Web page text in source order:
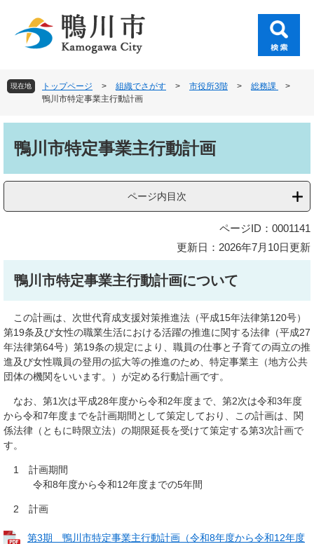
頭
で
。
飛
ば
て
現在地 トップページ > 組織でさがす > 市役所3階 > 総務課
>
鴨川市特定事業主行動計画
鴨川市特定事業主行動計画
ページ内目次
ページID：0001141
更新日：2026年7月10日更新
鴨川市特定事業主行動計画について
この計画は、次世代育成支援対策推進法（平成15年法律第120号）
第19条及び女性の職業生活における活躍の推進に関する法律（平成27
年法律第64号）第19条の規定により、職員の仕事と子育ての両立の推
進及び女性職員の登用の拡大等の推進のため、特定事業主（地方公共
団体の機関をいいます。）が定める行動計画です。
なお、第1次は平成28年度から令和2年度まで、第2次は令和3年度
から令和7年度までを計画期間として策定しており、この計画は、関
係法律（ともに時限立法）の期限延長を受けて策定する第3次計画で
す。
1 計画期間
令和8年度から令和12年度までの5年間
2 計画
第3期 鴨川市特定事業主行動計画（令和8年度から令和12年度